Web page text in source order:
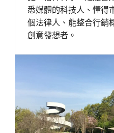
悉媒體的科技人、懂得
個法律人、能整合行銷
創意發想者。